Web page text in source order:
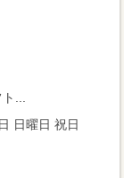
...
日曜日 祝日